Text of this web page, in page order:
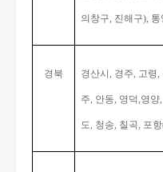
의창구, 진해구), 통
경북 경산시, 경주, 고령,
주, 안동, 영덕,영양,
도, 청송, 칠곡, 포항